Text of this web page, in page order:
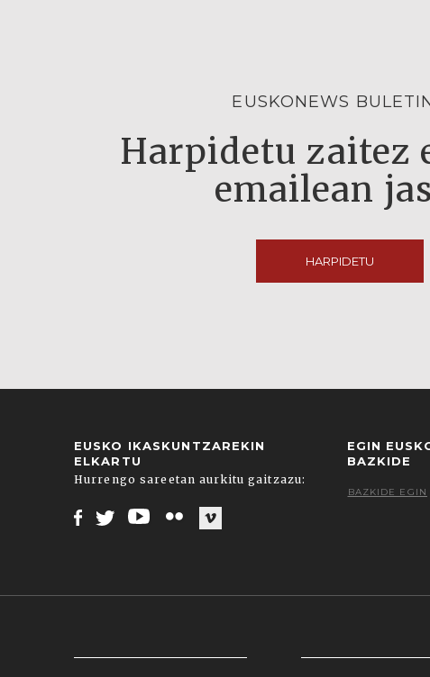
EUSKONEWS
Harpidetu zaitez
emailean
HARPIDETU
EUSKO IKASKUNTZAREKIN
ELKARTU
Hurrengo sareetan aurkitu gaitzazu:
EGIN
BAZKIDE
BAZKIDE EGIN